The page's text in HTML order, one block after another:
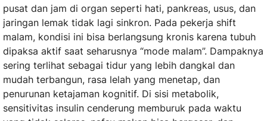
pusat dan jam di organ seperti hati, pankreas, usus, dan
jaringan lemak tidak lagi sinkron. Pada pekerja shift
malam, kondisi ini bisa berlangsung kronis karena tubuh
dipaksa aktif saat seharusnya “mode malam”. Dampaknya
sering terlihat sebagai tidur yang lebih dangkal dan
mudah terbangun, rasa lelah yang menetap, dan
penurunan ketajaman kognitif. Di sisi metabolik,
sensitivitas insulin cenderung memburuk pada waktu